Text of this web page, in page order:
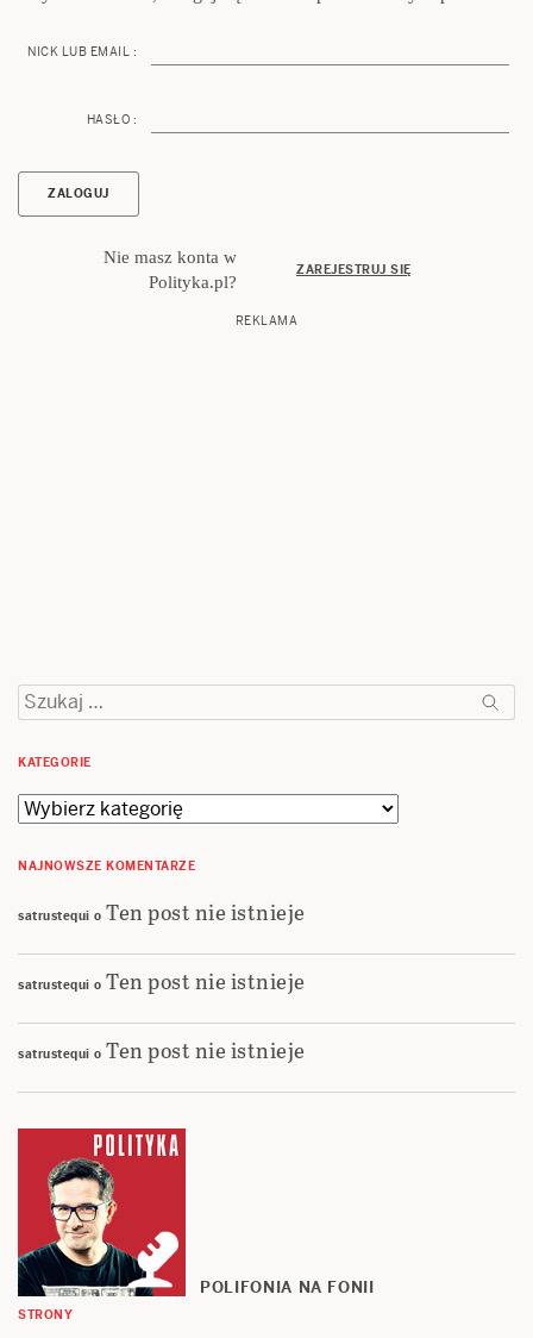
NICK LUB EMAIL :
HASŁO :
Nie masz konta w
Polityka.pl?
ZAREJESTRUJ SIĘ
REKLAMA
Szukaj:
KATEGORIE
Kategorie
NAJNOWSZE KOMENTARZE
satrustequi o Ten post nie istnieje
satrustequi o Ten post nie istnieje
satrustequi o Ten post nie istnieje
POLIFONIA NA FONII
STRONY